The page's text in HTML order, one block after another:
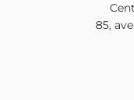
85,